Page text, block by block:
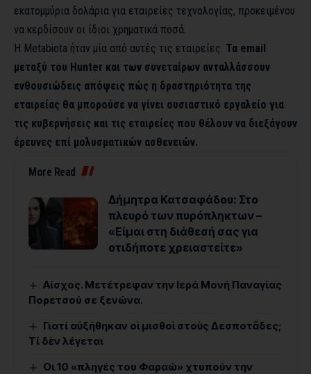
εκατομμύρια δολάρια για εταιρείες τεχνολογίας, προκειμένου
να κερδίσουν οι ίδιοι χρηματικά ποσά.
Η Metabiota ήταν μία από αυτές τις εταιρείες. Τα email
μεταξύ του Hunter και των συνεταίρων ανταλλάσσουν
ενθουσιώδεις απόψεις πώς η δραστηριότητα της
εταιρείας θα μπορούσε να γίνει ουσιαστικό εργαλείο για
τις κυβερνήσεις και τις εταιρείες που θέλουν να διεξάγουν
έρευνες επί μολυσματικών ασθενειών.
More Read
Δήμητρα Κατσαφάδου: Στο
πλευρό των πυρόπληκτων –
«Είμαι στη διάθεσή σας για
οτιδήποτε χρειαστείτε»
Αίσχος. Μετέτρεψαν την Ιερά Μονή Παναγίας
Πορετσού σε ξενώνα.
Γιατί αὐξήθηκαν οἱ μισθοὶ στοὺς Δεσποτᾶδες;
Τί δὲν λέγεται
Οι 10 «πληγές του Φαραώ» χτυπούν την